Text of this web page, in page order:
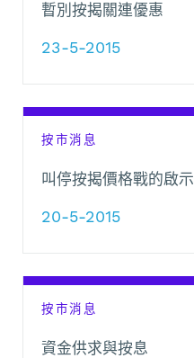
暫別按揭關連優惠
23-5-2015
按市消息
叫停按揭價格戰的啟示
20-5-2015
按市消息
資金供求與按息